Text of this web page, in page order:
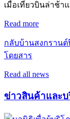
เมื่อเที่ยวบินล่าช้า
Read more
กลับบ้านสงกราน
โดยสาร
Read all news
ข่าวสินค้าและบ